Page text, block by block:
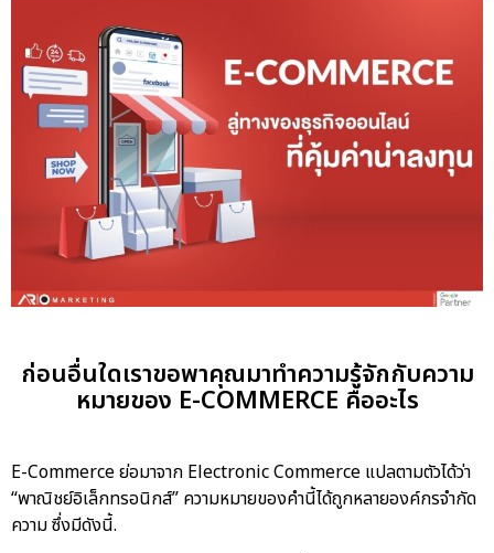
ก่อนอื่นใดเราขอพาคุณมาทำความรู้จักกับความ
หมายของ E-COMMERCE คืออะไร
E-Commerce ย่อมาจาก Electronic Commerce แปลตามตัวได้ว่า
“พาณิชย์อิเล็กทรอนิกส์” ความหมายของคำนี้ได้ถูกหลายองค์กรจำกัด
ความ ซึ่งมีดังนี้.